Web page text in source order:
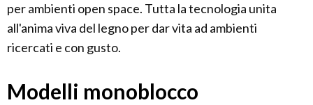
per ambienti open space. Tutta la tecnologia unita
all'anima viva del legno per dar vita ad ambienti
ricercati e con gusto.
Modelli monoblocco